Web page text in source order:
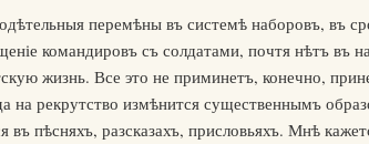
перемѣны въ системѣ наборовъ, въ
командировъ съ солдатами, почтя нѣтъ въ
жизнь. Все это не приминетъ, конечно,
на рекрутство измѣнится существеннымъ
пѣсняхъ, разсказахъ, присловьяхъ. Мнѣ